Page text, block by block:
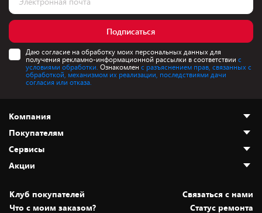
Подписаться
Даю согласие на обработку моих персональных данных для
получения рекламно-информационной рассылки в соответствии с
условиями обработки. Ознакомлен с разъяснением прав, связанных с
обработкой, механизмом их реализации, последствиями дачи
согласия или отказа.
Компания
О нас
Адреса магазинов
Новости
Статьи и обзоры
Вакансии
Покупателям
Как сделать заказ
Оплата и доставка
Безналичный расчёт
Обмен и возврат товара
Сервисы
Установка техники
Для игровых консолей
Акции
Скидки и промокоды
Белорусские товары
Клуб покупателей
Cвязаться с нами
Что с моим заказом?
Статус ремонта